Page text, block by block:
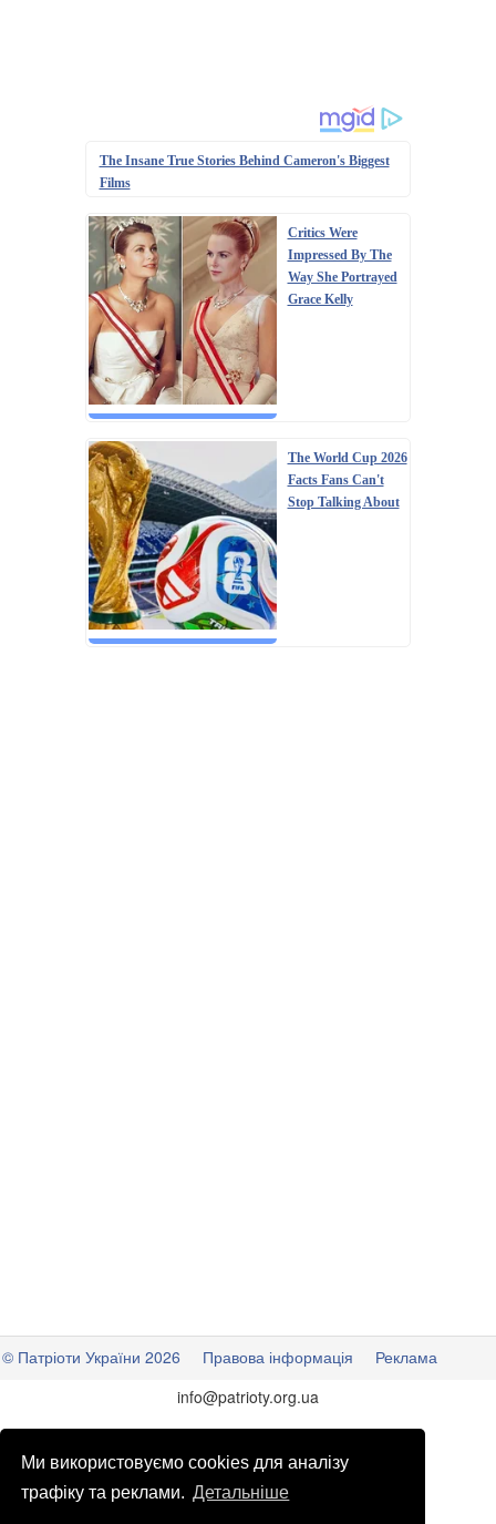
Ми використовуємо cookies для аналізу
трафіку та реклами. Детальніше
The Insane True Stories Behind Cameron's Biggest
Films
Critics Were
Impressed By The
Way She Portrayed
Grace Kelly
The World Cup 2026
Facts Fans Can't
Stop Talking About
© Патріоти України 2026 Правова інформація
Реклама
info@patrioty.org.ua